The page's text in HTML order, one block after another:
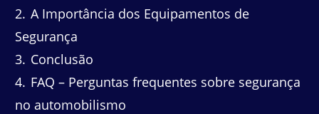
2 A Importância dos Equipamentos de
Segurança
3 Conclusão
4 FAQ – Perguntas frequentes sobre segurança
no automobilismo